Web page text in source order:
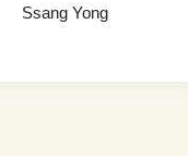
Ssang Yong